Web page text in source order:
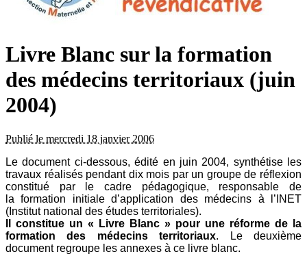
Livre Blanc sur la formation
des médecins territoriaux (juin
2004)
Publié le mercredi 18 janvier 2006
Le document ci-dessous, édité en juin 2004, synthétise les
travaux réalisés pendant dix mois par un groupe de réflexion
constitué par le cadre pédagogique, responsable de
la formation initiale d’application des médecins à l’INET
(Institut national des études territoriales).
Il constitue un « Livre Blanc » pour une réforme de la
formation des médecins territoriaux. Le deuxième
document regroupe les annexes à ce livre blanc.